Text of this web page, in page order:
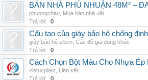
BÁN NHÀ PHÚ NHUẬN 48M² –
phuongchau Mua bán nhà đất
Trả lời:
0
Cấu tạo của giày bảo hộ chống
giày bảo hộ ziben Các đồ gia dụng khác
Trả lời:
0
Cách Chọn Bột Màu Cho Nhựa Ép
vietucplast Liên kết
Trả lời:
0